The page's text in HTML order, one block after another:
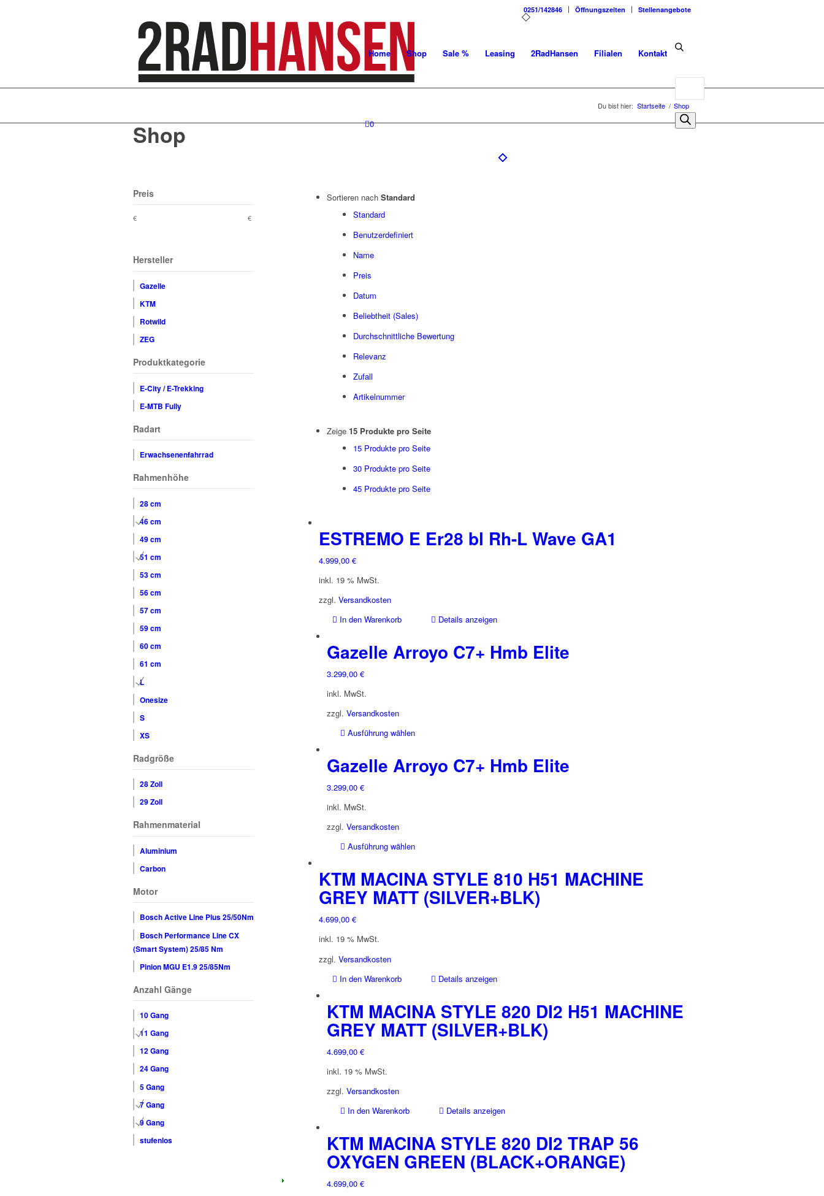
0251/142846 Öffnungszeiten Stellenangebote
Home Shop Sale % Leasing 2RadHansen Filialen Kontakt
Products
search
0
Du bist hier: Startseite / Shop
Shop
Sortieren nach Standard
Standard
Benutzerdefiniert
Name
Preis
Datum
Beliebtheit (Sales)
Durchschnittliche Bewertung
Relevanz
Zufall
Artikelnummer
Zeige 15 Produkte pro Seite
15 Produkte pro Seite
30 Produkte pro Seite
45 Produkte pro Seite
ESTREMO E Er28 bl Rh-L Wave GA1
4.999,00 €
inkl. 19 % MwSt.
zzgl. Versandkosten
In den Warenkorb
Details anzeigen
Gazelle Arroyo C7+ Hmb Elite
3.299,00 €
inkl. MwSt.
zzgl. Versandkosten
Ausführung wählen
mehrere
Produktseite
gewählt
werden
Gazelle Arroyo C7+ Hmb Elite
3.299,00 €
inkl. MwSt.
zzgl. Versandkosten
Ausführung wählen
weist
mehrere
Varianten
auf.
der
werden
KTM MACINA STYLE 810 H51 MACHINE
GREY MATT (SILVER+BLK)
4.699,00 €
inkl. 19 % MwSt.
zzgl. Versandkosten
In den Warenkorb
Details anzeigen
KTM MACINA STYLE 820 DI2 H51 MACHINE
GREY MATT (SILVER+BLK)
4.699,00 €
inkl. 19 % MwSt.
zzgl. Versandkosten
In den Warenkorb
Details anzeigen
KTM MACINA STYLE 820 DI2 TRAP 56
OXYGEN GREEN (BLACK+ORANGE)
4.699,00 €
Preis
€ €
Hersteller
Gazelle
KTM
Rotwild
ZEG
Produktkategorie
E-City / E-Trekking
E-MTB Fully
Radart
Erwachsenenfahrrad
Rahmenhöhe
28 cm
46 cm
49 cm
51 cm
53 cm
56 cm
57 cm
59 cm
60 cm
61 cm
L
Onesize
S
XS
Radgröße
28 Zoll
29 Zoll
Rahmenmaterial
Aluminium
Carbon
Motor
Bosch Active Line Plus 25/50Nm
Bosch Performance Line CX
(Smart System) 25/85 Nm
Pinion MGU E1.9 25/85Nm
Anzahl Gänge
10 Gang
11 Gang
12 Gang
24 Gang
5 Gang
7 Gang
9 Gang
stufenlos